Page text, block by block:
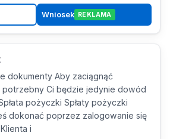
Wniosek REKLAMA
dokumenty Aby zaciągnąć
Ci będzie jedynie dowód
pożyczki Spłaty pożyczki
dokonać poprzez zalogowanie się
i